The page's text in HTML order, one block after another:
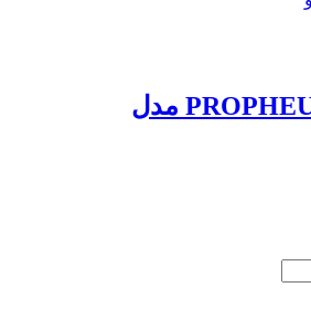
پیراهن مردانه PROPHEUS مدل